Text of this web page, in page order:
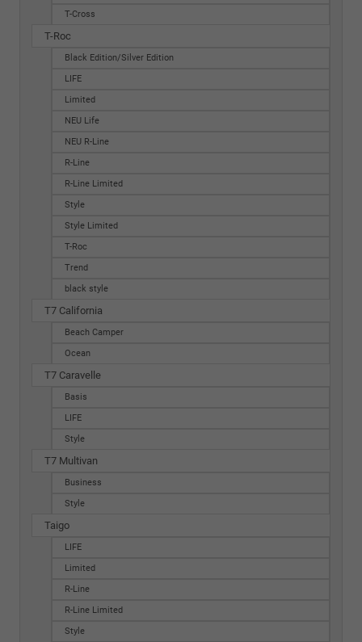
T-Cross
T-Roc
Black Edition/Silver Edition
LIFE
Limited
NEU Life
NEU R-Line
R-Line
R-Line Limited
Style
Style Limited
T-Roc
Trend
black style
T7 California
Beach Camper
Ocean
T7 Caravelle
Basis
LIFE
Style
T7 Multivan
Business
Style
Taigo
LIFE
Limited
R-Line
R-Line Limited
Style